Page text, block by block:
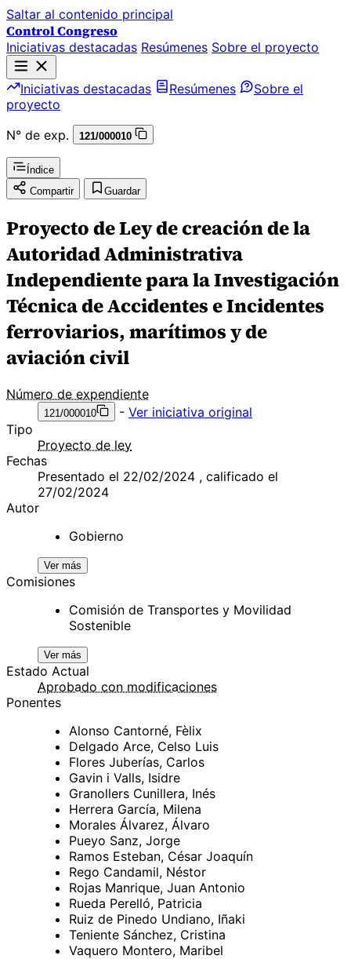
Saltar al contenido principal
Control Congreso
Iniciativas destacadas Resúmenes Sobre el proyecto
Iniciativas destacadas Resúmenes
Sobre el
proyecto
N° de exp.
121/000010
Índice
Compartir
Guardar
Proyecto de Ley de creación de la
Autoridad Administrativa
Independiente para la Investigación
Técnica de Accidentes e Incidentes
ferroviarios, marítimos y de
aviación civil
Número de expendiente
121/000010 - Ver iniciativa original
Tipo
Proyecto de ley
Fechas
Presentado el 22/02/2024 , calificado el
27/02/2024
Autor
Gobierno
Ver más
Comisiones
Comisión de Transportes y Movilidad
Sostenible
Ver más
Estado Actual
Aprobado con modificaciones
Ponentes
Alonso Cantorné, Fèlix
Delgado Arce, Celso Luis
Flores Juberías, Carlos
Gavin i Valls, Isidre
Granollers Cunillera, Inés
Herrera García, Milena
Morales Álvarez, Álvaro
Pueyo Sanz, Jorge
Ramos Esteban, César Joaquín
Rego Candamil, Néstor
Rojas Manrique, Juan Antonio
Rueda Perelló, Patricia
Ruiz de Pinedo Undiano, Iñaki
Teniente Sánchez, Cristina
Vaquero Montero, Maribel